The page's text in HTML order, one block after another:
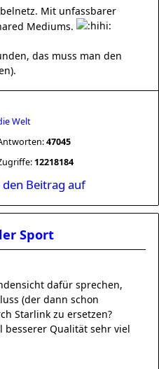
Mit unfassbarer
Mediums.
das muss man den
Welt
47045
12218184
den Beitrag auf
Sport
dafür sprechen,
(der dann schon
Starlink zu ersetzen?
besserer Qualität sehr viel